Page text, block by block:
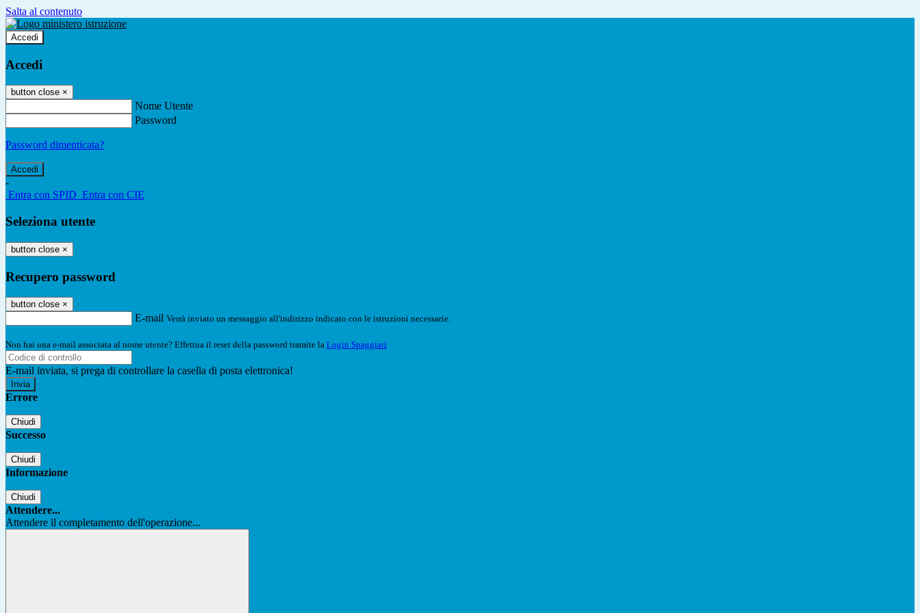
Salta al contenuto
Accedi
Accedi
button close ×
Nome Utente
Password
Password dimenticata?
-
Entra con SPID Entra con CIE
Seleziona utente
button close ×
Recupero password
button close ×
E-mail Verrà inviato un messaggio all'indirizzo indicato con le istruzioni necessarie.
Non hai una e-mail associata al nome utente? Effettua il reset della password tramite la Login Spaggiari
E-mail inviata, si prega di controllare la casella di posta elettronica!
Errore
Chiudi
Successo
Chiudi
Informazione
Chiudi
Attendere...
Attendere il completamento dell'operazione...